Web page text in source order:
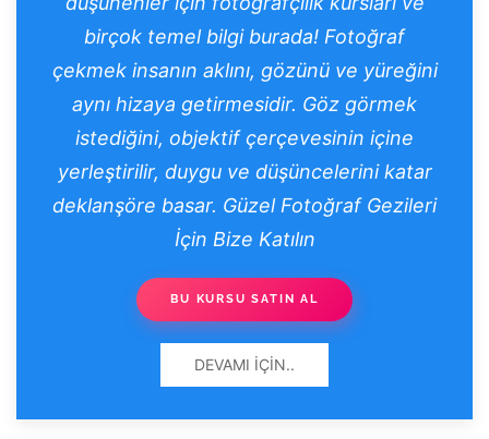
birçok temel bilgi burada! Fotoğraf
çekmekinsanın aklını, gözünü ve yüreğini
aynı hizaya getirmesidir. Göz görmek
istediğini, objektif çerçevesinin içine
yerleştirilir, duygu ve düşüncelerini katar
deklanşöre basar. Güzel Fotoğraf Gezileri
İçin Bize Katılın
BU KURSU SATIN AL
DEVAMI İÇIN..